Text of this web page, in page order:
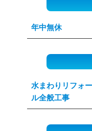
年中無休
水まわりリフォ
ル全般工事